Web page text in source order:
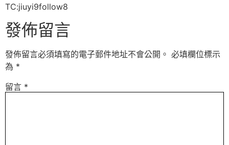
TC:jiuyi9follow8
發佈留言
發佈留言必須填寫的電子郵件地址不會公開。 必填欄位標示
為 *
留言 *